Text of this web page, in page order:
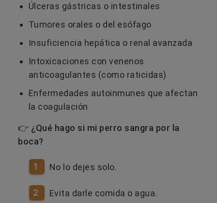
Úlceras gástricas o intestinales
Tumores orales o del esófago
Insuficiencia hepática o renal avanzada
Intoxicaciones con venenos
anticoagulantes (como raticidas)
Enfermedades autoinmunes que afectan
la coagulación
👉 ¿Qué hago si mi perro sangra por la
boca?
1 No lo dejes solo.
2 Evita darle comida o agua.